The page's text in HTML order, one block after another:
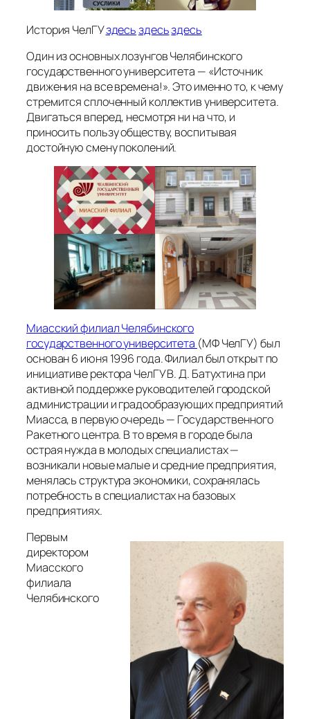
История ЧелГУздесьздесьздесь
Один из основных лозунгов Челябинского
государственного университета — «Источник
движения на все времена!». Это именно то, к чему
стремится сплоченный коллектив университета.
Двигаться вперед, несмотря ни на что, и
приносить пользу обществу, воспитывая
достойную смену поколений.
Миасский филиал Челябинского
государственного университета (МФ ЧелГУ) был
основан 6 июня 1996 года. Филиал был открыт по
инициативе ректора ЧелГУ В. Д. Батухтина при
активной поддержке руководителей городской
администрации и градообразующих предприятий
Миасса, в первую очередь — Государственного
Ракетного центра. В то время в городе была
острая нужда в молодых специалистах —
возникали новые малые и средние предприятия,
менялась структура экономики, сохранялась
потребность в специалистах на базовых
предприятиях.
Первым
директором
Миасского
филиала
Челябинского